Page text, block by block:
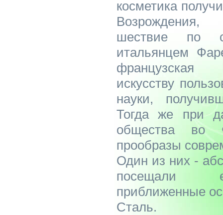
косметика
Возрождения,
шествие по
итальянцем
французская
искусству
науки,
Тогда же при
общества во
прообразы
Один из них -
посещали
приближенные
Сталь.